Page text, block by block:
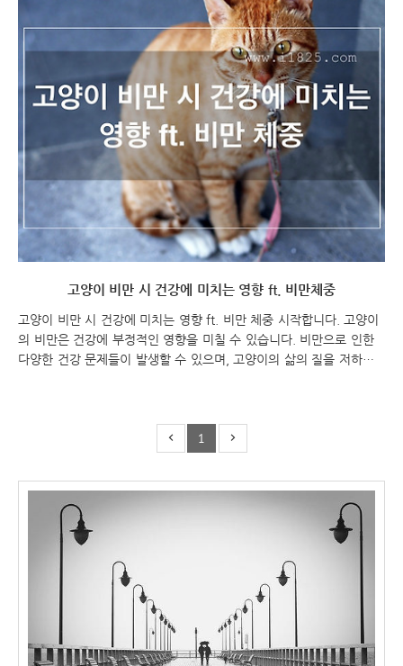
등을 포함한 비만 체크에 대한 유용한 정보를 제공합니다. 고양이 비
만 체크 측정 방법 ft. 표준체중 고양이 비만 체크 측정 방법 고양이 비
만 체크하기 고양이의 비만을 체크하기 위해 몇 가지 방법을 사용할
수 있습니다. 여러 가지 방법 중 몇 가지를 소개해 드리겠습니다. 체중
측정: 고양이의 체중을 정기적으로 측정하여 비만 여부를 확인할 수 있
습니다. 이를 위해서는 동물..
고양이 비만 시 건강에 미치는 영향 ft. 비만체중
고양이 비만 시 건강에 미치는 영향 ft. 비만 체중 시작합니다. 고양이
의 비만은 건강에 부정적인 영향을 미칠 수 있습니다. 비만으로 인한
다양한 건강 문제들이 발생할 수 있으며, 고양이의 삶의 질을 저하시
영향 고양이의 비만은 건강에 부정적인 영향을 미칠 수 있습니다. 아
환: 비만은 고양이의 대사를 영향을 미칠 수 있습니다. 비만은 인슐린
양이의 혈당 조절이 어려워질 ..
1